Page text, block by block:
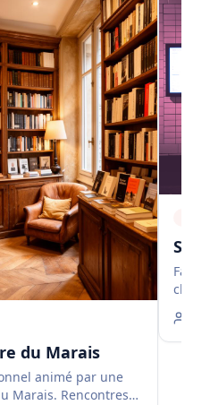
du Marais
animé par une
Marais. Rencontres
Fans